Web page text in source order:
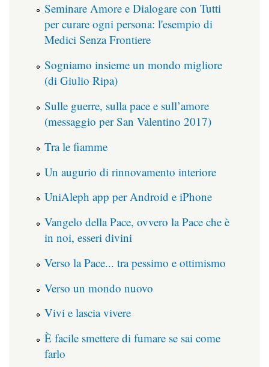
Seminare Amore e Dialogare con Tutti
per curare ogni persona: l'esempio di
Medici Senza Frontiere
Sogniamo insieme un mondo migliore
(di Giulio Ripa)
Sulle guerre, sulla pace e sull’amore
(messaggio per San Valentino 2017)
Tra le fiamme
Un augurio di rinnovamento interiore
UniAleph app per Android e iPhone
Vangelo della Pace, ovvero la Pace che è
in noi, esseri divini
Verso la Pace... tra pessimo e ottimismo
Verso un mondo nuovo
Vivi e lascia vivere
È facile smettere di fumare se sai come
farlo